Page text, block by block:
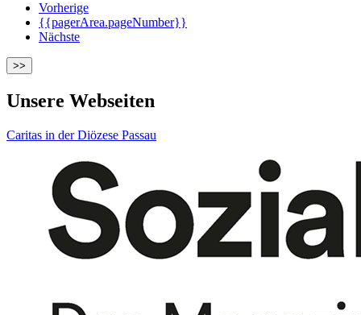
Vorherige
{{pagerArea.pageNumber}}
Nächste
>>
Unsere Webseiten
Caritas in der Diözese Passau